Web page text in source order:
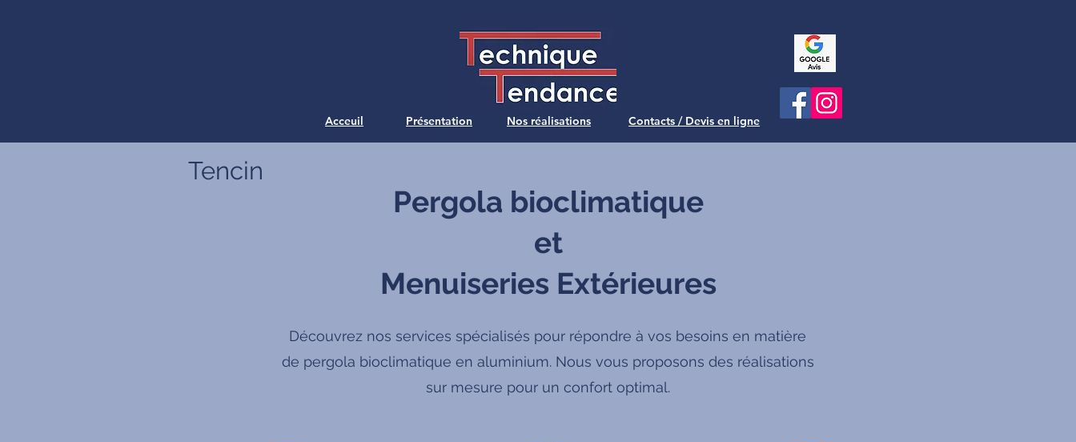
Acceuil Présentation Nos réalisations Contacts / Devis en ligne
Tencin
Pergola bioclimatique
et
Menuiseries Extérieures
Découvrez nos services spécialisés pour répondre à vos besoins en matière
de pergola bioclimatique en aluminium. Nous vous proposons des réalisations
sur mesure pour un confort optimal.